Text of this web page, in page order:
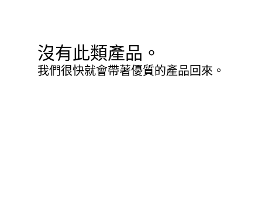
沒有此類產品。
我們很快就會帶著優質的產品回來。